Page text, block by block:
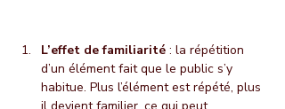
L’effet de familiarité : la répétition
d’un élément fait que le public s’y
habitue. Plus l’élément est répété, plus